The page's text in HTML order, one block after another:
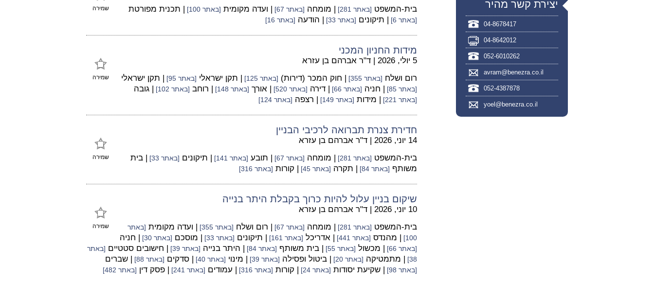
שמירה
בית-המשפט [באתר 281] | מומחה [באתר 67] | ועדה מקומית [באתר 100] | תכנית מפורטת
[באתר 6] | תיקונים [באתר 33] | הודעה [באתר 16]
מידות החניון המכני
שמירה
5 יולי, 2026 | ד"ר אברהם בן עזרא
רום ושלח [באתר 355] | חוק המכר (דירות) [באתר 125] | תקן ישראלי [באתר 95] | תקן ישראלי
[באתר 85] | חניה [באתר 66] | דירה [באתר 520] | אורך [באתר 148] | רוחב [באתר 102] | גובה
[באתר 221] | מידות [באתר 149] | רצפה [באתר 124]
חדירת צנרת תברואה לרכיבי הבניין
שמירה
14 יוני, 2026 | ד"ר אברהם בן עזרא
בית-המשפט [באתר 281] | מומחה [באתר 67] | תובע [באתר 141] | תיקונים [באתר 33]
| בית
משותף [באתר 84] | תקרה [באתר 45] | קורות [באתר 316]
שיקום בניין עלול להיות כרוך בקבלת היתר בנייה
שמירה
10 יוני, 2026 | ד"ר אברהם בן עזרא
בית-המשפט [באתר 281] | מומחה [באתר 67] | רום ושלח [באתר 355] | ועדה מקומית [באתר
100]
| מהנדס [באתר 441] | אדריכל [באתר 161] | תיקונים [באתר 33] | מוסכם [באתר 30] | חניה
[באתר 66] | מכשול [באתר 55] | בית משותף [באתר 84] | היתר בנייה [באתר 39] | חישובים סטטיים [באתר
38] | מתמטיקה [באתר 20] | ביטול ופסילה [באתר 39] | מינוי [באתר 40] | סדקים [באתר 88] | שברים
[באתר 98] | שקיעת יסודות [באתר 24] | קורות [באתר 316] | עמודים [באתר 241] | פסק דין [באתר 482]
יצירת קשר מהיר
04-8678417
04-8642012
052-6010262
avram@benezra.co.il
052-4387878
yoel@benezra.co.il